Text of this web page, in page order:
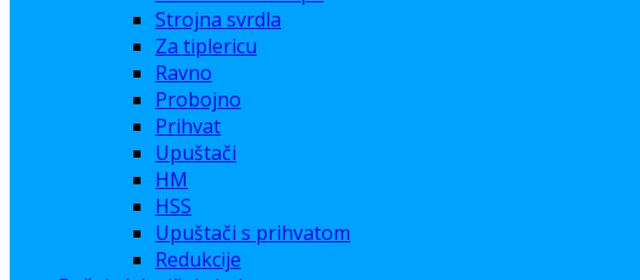
Strojna svrdla
Za tiplericu
Ravno
Probojno
Prihvat
Upuštači
HM
HSS
Upuštači s prihvatom
Redukcije